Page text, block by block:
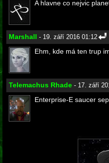
A hlavne co nejvic
Marshall - 19. září 2016 01:12
Ehm, kde má ten trup
Telemachus Rhade - 17. září
Enterprise-E saucer